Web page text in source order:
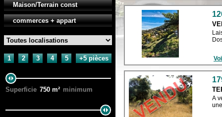
Maison/Terrain const
commerces + appart
1 2 3 4 5 +5 pièces
Superficie 750 m² minimum
A